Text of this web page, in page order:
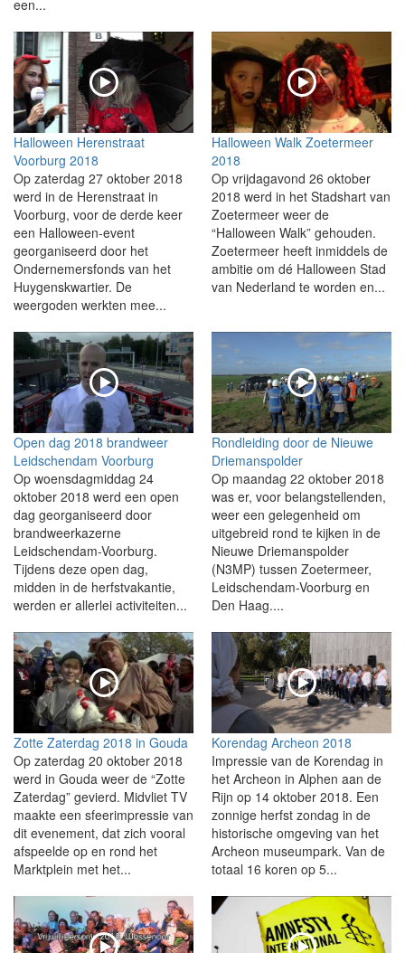
een...
Halloween Herenstraat
Voorburg 2018
Op zaterdag 27 oktober 2018
werd in de Herenstraat in
Voorburg, voor de derde keer
een Halloween-event
georganiseerd door het
Ondernemersfonds van het
Huygenskwartier. De
weergoden werkten mee...
Halloween Walk Zoetermeer
2018
Op vrijdagavond 26 oktober
2018 werd in het Stadshart van
Zoetermeer weer de
“Halloween Walk” gehouden.
Zoetermeer heeft inmiddels de
ambitie om dé Halloween Stad
van Nederland te worden en...
Open dag 2018 brandweer
Leidschendam Voorburg
Op woensdagmiddag 24
oktober 2018 werd een open
dag georganiseerd door
brandweerkazerne
Leidschendam-Voorburg.
Tijdens deze open dag,
midden in de herfstvakantie,
werden er allerlei activiteiten...
Rondleiding door de Nieuwe
Driemanspolder
Op maandag 22 oktober 2018
was er, voor belangstellenden,
weer een gelegenheid om
uitgebreid rond te kijken in de
Nieuwe Driemanspolder
(N3MP) tussen Zoetermeer,
Leidschendam-Voorburg en
Den Haag....
Zotte Zaterdag 2018 in Gouda
Op zaterdag 20 oktober 2018
werd in Gouda weer de “Zotte
Zaterdag” gevierd. Midvliet TV
maakte een sfeerimpressie van
dit evenement, dat zich vooral
afspeelde op en rond het
Marktplein met het...
Korendag Archeon 2018
Impressie van de Korendag in
het Archeon in Alphen aan de
Rijn op 14 oktober 2018. Een
zonnige herfst zondag in de
historische omgeving van het
Archeon museumpark. Van de
totaal 16 koren op 5...